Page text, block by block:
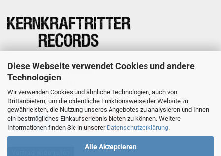
Diese Webseite verwendet Cookies und andere
Technologien
Wir verwenden Cookies und ähnliche Technologien, auch von
Drittanbietern, um die ordentliche Funktionsweise der Website zu
gewährleisten, die Nutzung unseres Angebotes zu analysieren und Ihnen
ein bestmögliches Einkaufserlebnis bieten zu können. Weitere
Informationen finden Sie in unserer Datenschutzerklärung.
Alle Akzeptieren
Kay Potreck
Siekstraße 19, 38444 Wolfsburg
E-Mail Kernkraftritter@gmail.com